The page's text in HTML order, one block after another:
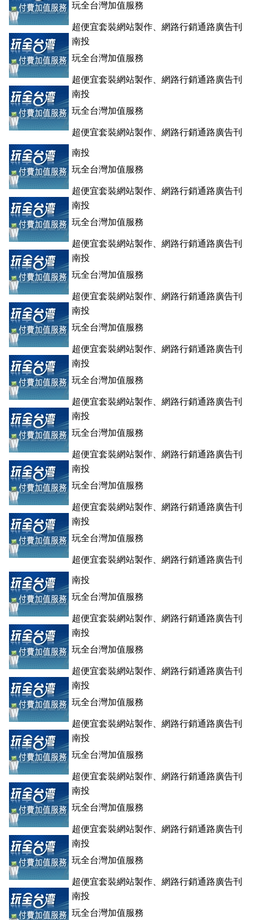
玩全台灣加值服務
超便宜套裝網站製作、網路行銷通路廣告刊
登、訂房系統、客房委託旅行社銷售，全面優惠中....
南投
玩全台灣加值服務
超便宜套裝網站製作、網路行銷通路廣告刊
登、訂房系統、客房委託旅行社銷售，全面優惠中....
南投
玩全台灣加值服務
超便宜套裝網站製作、網路行銷通路廣告刊
登、訂房系統、客房委託旅行社銷售，全面優惠中....
南投
玩全台灣加值服務
超便宜套裝網站製作、網路行銷通路廣告刊
登、訂房系統、客房委託旅行社銷售，全面優惠中....
南投
玩全台灣加值服務
超便宜套裝網站製作、網路行銷通路廣告刊
登、訂房系統、客房委託旅行社銷售，全面優惠中....
南投
玩全台灣加值服務
超便宜套裝網站製作、網路行銷通路廣告刊
登、訂房系統、客房委託旅行社銷售，全面優惠中....
南投
玩全台灣加值服務
超便宜套裝網站製作、網路行銷通路廣告刊
登、訂房系統、客房委託旅行社銷售，全面優惠中....
南投
玩全台灣加值服務
超便宜套裝網站製作、網路行銷通路廣告刊
登、訂房系統、客房委託旅行社銷售，全面優惠中....
南投
玩全台灣加值服務
超便宜套裝網站製作、網路行銷通路廣告刊
登、訂房系統、客房委託旅行社銷售，全面優惠中....
南投
玩全台灣加值服務
超便宜套裝網站製作、網路行銷通路廣告刊
登、訂房系統、客房委託旅行社銷售，全面優惠中....
南投
玩全台灣加值服務
超便宜套裝網站製作、網路行銷通路廣告刊
登、訂房系統、客房委託旅行社銷售，全面優惠中....
南投
玩全台灣加值服務
超便宜套裝網站製作、網路行銷通路廣告刊
登、訂房系統、客房委託旅行社銷售，全面優惠中....
南投
玩全台灣加值服務
超便宜套裝網站製作、網路行銷通路廣告刊
登、訂房系統、客房委託旅行社銷售，全面優惠中....
南投
玩全台灣加值服務
超便宜套裝網站製作、網路行銷通路廣告刊
登、訂房系統、客房委託旅行社銷售，全面優惠中....
南投
玩全台灣加值服務
超便宜套裝網站製作、網路行銷通路廣告刊
登、訂房系統、客房委託旅行社銷售，全面優惠中....
南投
玩全台灣加值服務
超便宜套裝網站製作、網路行銷通路廣告刊
登、訂房系統、客房委託旅行社銷售，全面優惠中....
南投
玩全台灣加值服務
超便宜套裝網站製作、網路行銷通路廣告刊
登、訂房系統、客房委託旅行社銷售，全面優惠中....
南投
玩全台灣加值服務